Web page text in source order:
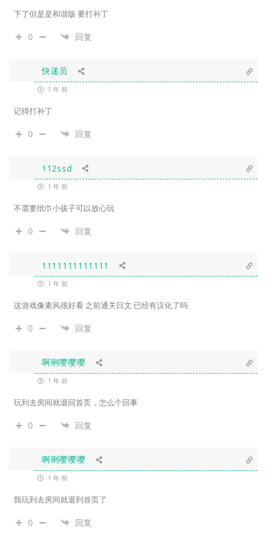
下了但是是和谐版 要打补丁
0 回复
快递员
1 年 前
记得打补丁
0 回复
112ssd
1 年 前
不需要纸巾小孩子可以放心玩
0 回复
1111111111111
1 年 前
这游戏像素风很好看 之前通关日文 已经有汉化了吗
0 回复
啊咧嘤嘤嘤
1 年 前
玩到去房间就退回首页，怎么个回事
0 回复
啊咧嘤嘤嘤
1 年 前
我玩到去房间就退到首页了
0 回复